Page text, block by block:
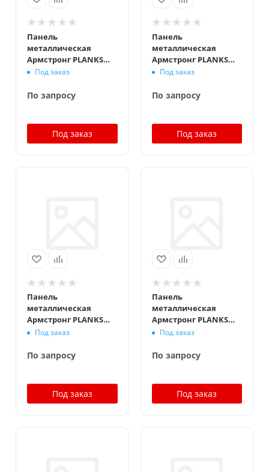
Панель
металлическая
Армстронг PLANKS
Board Plain 1200x300
Под заказ
По запросу
Под заказ
Панель
металлическая
Армстронг PLANKS
Board Plain Bioguard
Под заказ
По запросу
Под заказ
Панель
металлическая
Армстронг PLANKS
Board Plain 1200x300
Под заказ
По запросу
Под заказ
Панель
металлическая
Армстронг PLANKS
Board Plain 1200x300
перфорация Rg1504
Под заказ
По запросу
Под заказ